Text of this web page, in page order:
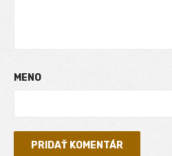
MENO